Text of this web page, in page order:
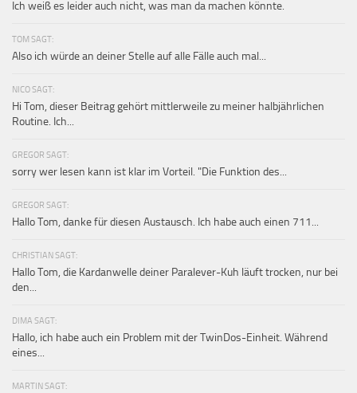
Ich weiß es leider auch nicht, was man da machen könnte.
TOM SAGT:
Also ich würde an deiner Stelle auf alle Fälle auch mal...
NICO SAGT:
Hi Tom, dieser Beitrag gehört mittlerweile zu meiner halbjährlichen
Routine. Ich...
GREGOR SAGT:
sorry wer lesen kann ist klar im Vorteil. "Die Funktion des...
GREGOR SAGT:
Hallo Tom, danke für diesen Austausch. Ich habe auch einen 711...
CHRISTIAN SAGT:
Hallo Tom, die Kardanwelle deiner Paralever-Kuh läuft trocken, nur bei
den...
DIMA SAGT:
Hallo, ich habe auch ein Problem mit der TwinDos-Einheit. Während
eines...
MARTIN SAGT: